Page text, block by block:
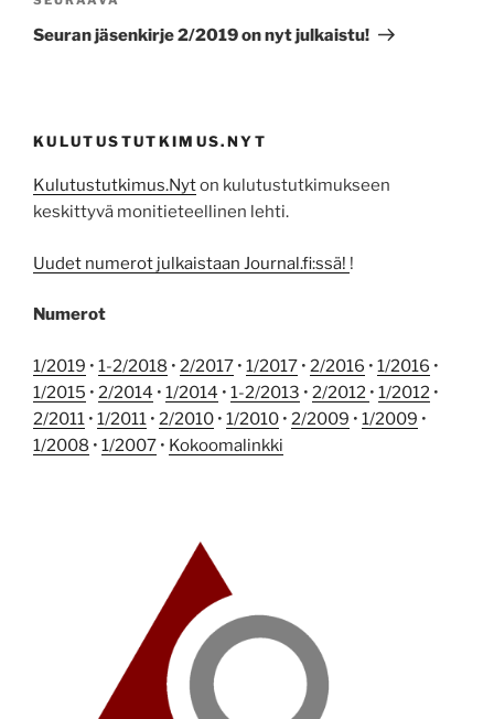
artikkeli
Seuran jäsenkirje 2/2019 on nyt julkaistu!
KULUTUSTUTKIMUS.NYT
Kulutustutkimus.Nyton kulutustutkimukseen
keskittyvä monitieteellinen lehti.
Uudet numerot julkaistaan Journal.fi:ssä! !
Numerot
1/2019 • 1-2/2018 • 2/2017 • 1/2017 • 2/2016 • 1/2016 •
1/2015 • 2/2014 • 1/2014 • 1-2/2013 • 2/2012 • 1/2012 •
2/2011 • 1/2011 • 2/2010 • 1/2010 • 2/2009 • 1/2009 •
1/2008 • 1/2007 • Kokoomalinkki